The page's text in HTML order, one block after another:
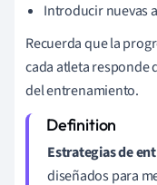
Introducir nuevas
Recuerda que la
cada atleta responde
del entrenamiento.
Estrategias de
diseñados para